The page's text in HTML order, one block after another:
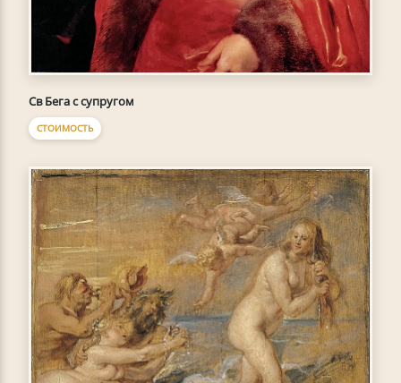
Св Бега с супругом
СТОИМОСТЬ